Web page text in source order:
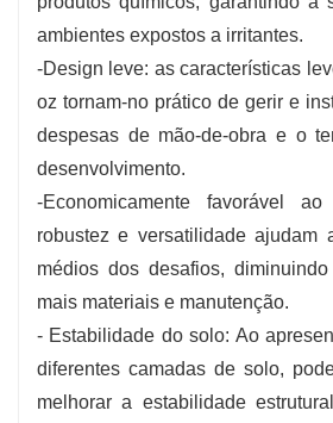
ambientes expostos a irritantes.
-Design leve: as características
oz tornam-no prático de gerir e
despesas de mão-de-obra e o
desenvolvimento.
-Economicamente favorável
robustez e versatilidade ajudam
médios dos desafios,
mais materiais e manutenção.
- Estabilidade do solo: Ao
diferentes camadas de solo,
melhorar a estabilidade